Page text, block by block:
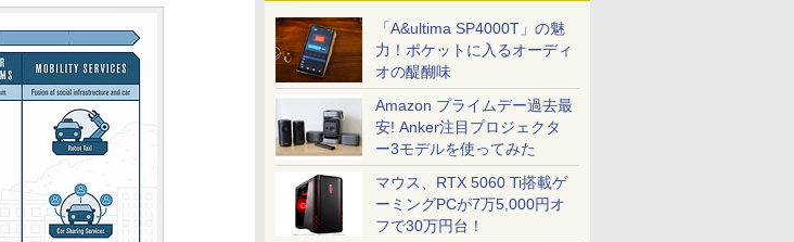
「A&ultima SP4000T」の魅
力！ポケットに入るオーディ
オの醍醐味
Amazon プライムデー過去最
安! Anker注目プロジェクタ
ー3モデルを使ってみた
マウス、RTX 5060 Ti搭載ゲ
ーミングPCが7万5,000円オ
フで30万円台！